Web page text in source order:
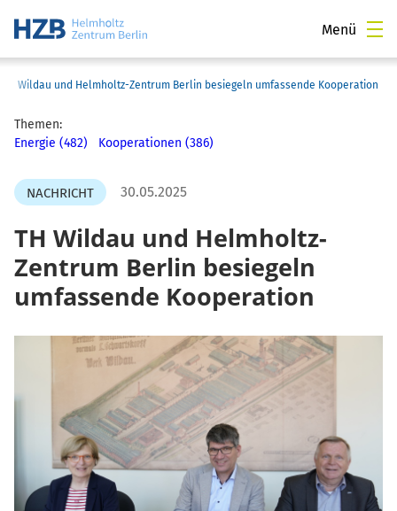
Menü
TH Wildau und Helmholtz-Zentrum Berlin besiegeln umfassende Kooperation
Themen:
Energie (482)
Kooperationen (386)
NACHRICHT 30.05.2025
TH Wildau und Helmholtz-
Zentrum Berlin besiegeln
umfassende Kooperation